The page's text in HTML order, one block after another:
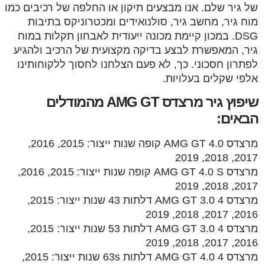
של גיר שלם. אנו מבצעים תיקון או החלפה של רכיבים כמו
מוח גיר, מחשב גיר, סולנואידים ומכטרוניקס בתיבות
DSG. במכון קיימת מכונה ייעודית לאבחון תקלות במוח
גיר, המאפשרת לבצע בדיקה מקצועית של הרכיב ולהגיע
לפתרון חסכוני. כך, לא פעם הצלחנו לחסוך ללקוחותינו
אלפי שקלים בעלויות.
שיפוץ גיר מרצדס AMG GT מהמודלים
הבאים:
מרצדס AMG GT 4.0 קופה שנות ייצור: 2015, 2016,
2017, 2018, 2019
מרצדס AMG GT 4.0 S קופה שנות ייצור: 2015, 2016,
2017, 2018, 2019
מרצדס AMG GT 3.0 4 דלתות 43 שנות ייצור: 2015,
2016, 2017, 2018, 2019
מרצדס AMG GT 3.0 4 דלתות 53 שנות ייצור: 2015,
2016, 2017, 2018, 2019
מרצדס AMG GT 4.0 4 דלתות 63s שנות ייצור: 2015,